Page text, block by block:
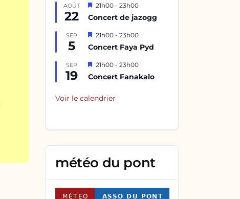
AOÛT
22
Mis
avant
21h00 - 23h00
Concert de jazogg
SEP
5
Mis
avant
21h00 - 23h00
Concert Faya Pyd
SEP
19
Mis
avant
21h00 - 23h00
Concert Fanakalo
Voir le calendrier
météo du pont